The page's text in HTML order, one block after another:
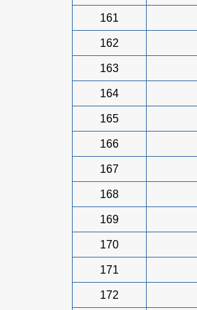
161
162
163
164
165
166
167
168
169
170
171
172